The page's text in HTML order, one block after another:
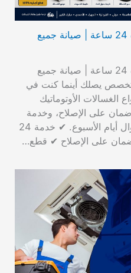
تصليح غسالات اتوماتيك الكويت 24 ساعة | صيانة جميع
تصليح غسالات اتوماتيك الكويت 24 ساعة | صيانة جميع
60615556 فني متخصص يصلك أينما كنت في
الغسالات الأوتوماتيك
على الإصلاح، وخدمة
منزلية على مدار 24 ساعة طوال أيام الأسبوع. ✔ خدمة 24
على الإصلاح ✔ قطع…